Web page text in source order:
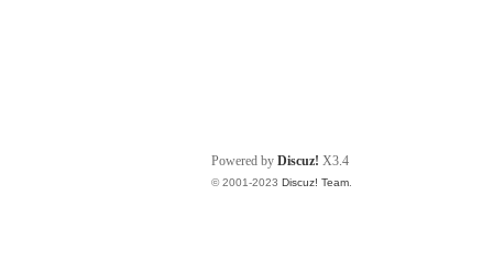
Powered by Discuz! X3.4
© 2001-2023 Discuz! Team